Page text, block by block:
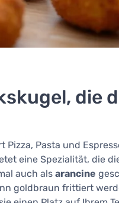
die
Pasta und
eine Spezialität, die
auch als arancine
goldbraun frittiert